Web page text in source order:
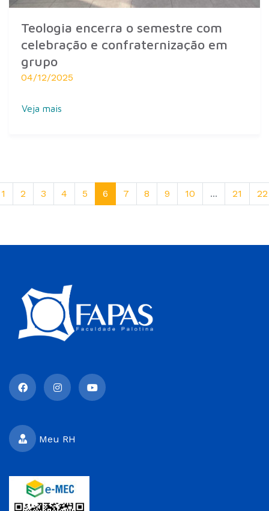
Teologia encerra o semestre com
celebração e confraternização em
grupo
04/12/2025
Veja mais
1 2 3 4 5 6 7 8 9 10 ... 21 22
Meu RH